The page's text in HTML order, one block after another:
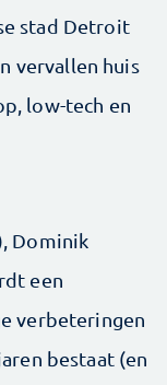
stad Detroit
vervallen huis
low-tech en
Dominik
een
verbeteringen
bestaat (en